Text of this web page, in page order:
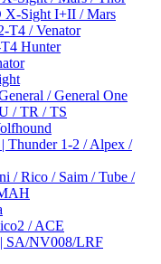
X-Sight I+II / Mars
T4 / Venator
Hunter
/ General One
/ TR / TS
Thunder 1-2 / Alpex /
/ Rico / Saim / Tube /
/ ACE
SA/NV008/LRF